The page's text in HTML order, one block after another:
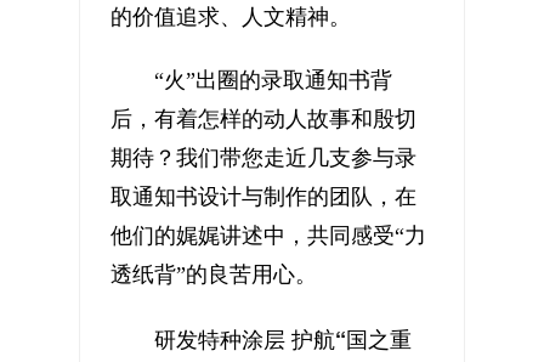
的价值追求、人文精神。
“火”出圈的录取通知书背
后，有着怎样的动人故事和殷切
期待？我们带您走近几支参与录
取通知书设计与制作的团队，在
他们的娓娓讲述中，共同感受“力
透纸背”的良苦用心。
研发特种涂层 护航“国之重